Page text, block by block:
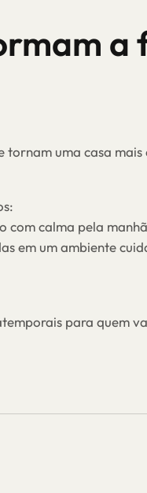
a
tornam uma casa mais
com calma pela
em um ambiente
para quem